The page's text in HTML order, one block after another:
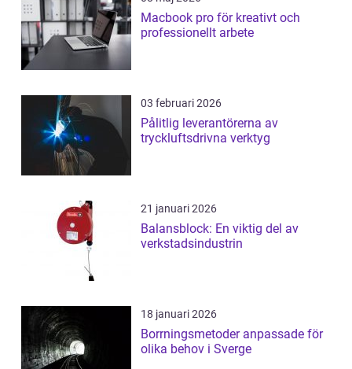
Macbook pro för kreativt och
professionellt arbete
03 februari 2026
Pålitlig leverantörerna av
tryckluftsdrivna verktyg
21 januari 2026
Balansblock: En viktig del av
verkstadsindustrin
18 januari 2026
Borrningsmetoder anpassade för
olika behov i Sverge